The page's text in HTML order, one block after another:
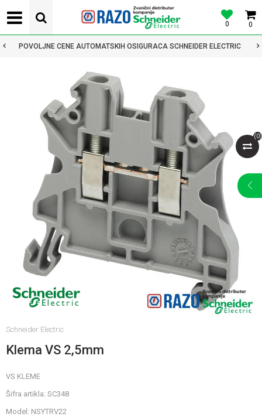
0
0
POVOLJNE CENE AUTOMATSKIH OSIGURACA SCHNEIDER ELECTRIC
(0)
Schneider Electric
Klema VS 2,5mm
VS KLEME
Šifra artikla: SC348
Model: NSYTRV22